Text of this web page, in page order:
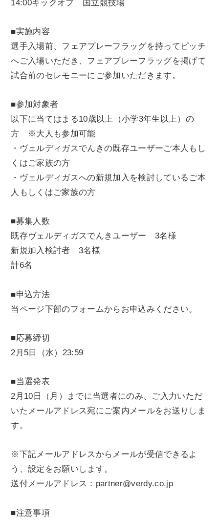
14:00キックオフ 国立競技場
■実施内容
選手入場前、フェアプレーフラッグを持ってピッチ
へご入場いただき、フェアプレーフラッグを掲げて
試合前のセレモニーにご参加いただきます。
■参加対象者
以下に当てはまる10歳以上（小学3年生以上）の
方 ※大人も参加可能
・ヴェルディガスでんきの既存ユーザーご本人もし
くはご家族の方
・ヴェルディガスへの新規加入を検討しているご本
人もしくはご家族の方
■募集人数
既存ヴェルディガスでんきユーザー 3名様
新規加入検討者 3名様
計6名
■申込方法
当ページ下部のフォームからお申込みください。
■応募締切
2月5日（水）23:59
■当選発表
2月10日（月）までに当選者にのみ、ご入力いただ
いたメールアドレス宛にご案内メールをお送りしま
す。
※下記メールアドレスからメールが受信できるよ
う、設定をお願いします。
送付メールアドレス：partner@verdy.co.jp
■注意事項